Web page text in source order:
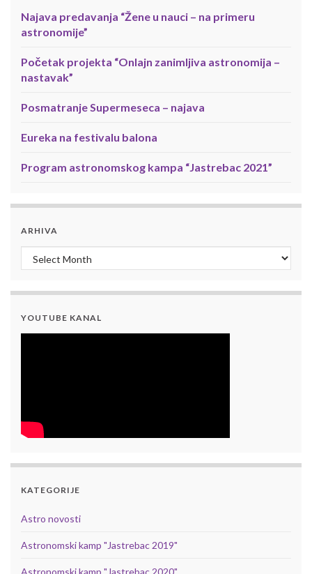
Najava predavanja “Žene u nauci – na primeru
astronomije”
Početak projekta “Onlajn zanimljiva astronomija –
nastavak”
Posmatranje Supermeseca – najava
Eureka na festivalu balona
Program astronomskog kampa “Jastrebac 2021”
ARHIVA
Arhiva
YOUTUBE KANAL
KATEGORIJE
Astro novosti
Astronomski kamp "Jastrebac 2019"